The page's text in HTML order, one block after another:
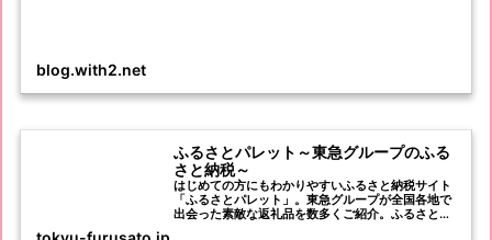
blog.with2.net
ふるさとパレット～東急グループのふる
さと納税～
はじめての方にもわかりやすいふるさと納税サイト
「ふるさとパレット」。東急グループが全国各地で
出会った素敵な返礼品を数多くご紹介。ふるさと納